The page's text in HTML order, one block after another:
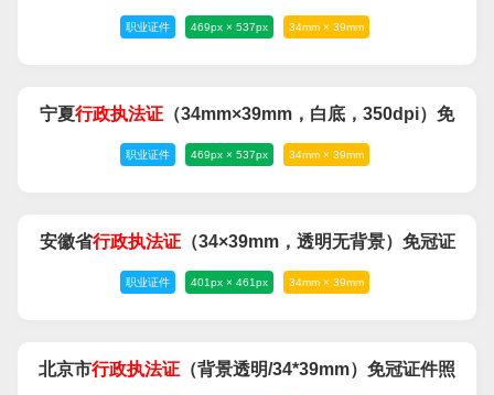
职业证件 469px × 537px 34mm × 39mm
宁夏行政执法证 （34mm×39mm，白底，350dpi）免
冠证件照
职业证件 469px × 537px 34mm × 39mm
安徽省行政执法证（34×39mm，透明无背景）免冠证
件照
职业证件 401px × 461px 34mm × 39mm
北京市行政执法证 （背景透明/34*39mm）免冠证件照